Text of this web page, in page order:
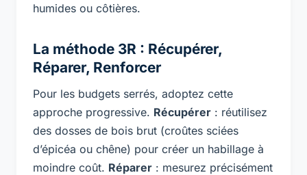
humides ou côtières.
La méthode 3R : Récupérer,
Réparer, Renforcer
Pour les budgets serrés, adoptez cette
approche progressive. Récupérer : réutilisez
des dosses de bois brut (croûtes sciées
d’épicéa ou chêne) pour créer un habillage à
moindre coût. Réparer : mesurez précisément